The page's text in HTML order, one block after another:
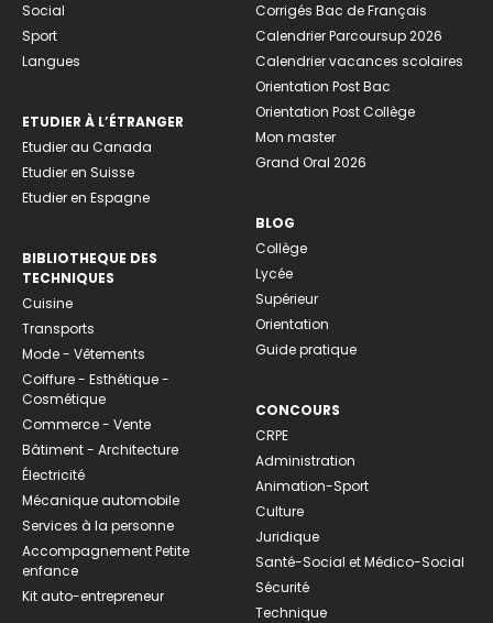
Social
Sport
Langues
ETUDIER À L’ÉTRANGER
Etudier au Canada
Etudier en Suisse
Etudier en Espagne
BIBLIOTHEQUE DES
TECHNIQUES
Cuisine
Transports
Mode - Vêtements
Coiffure - Esthétique -
Cosmétique
Commerce - Vente
Bâtiment - Architecture
Électricité
Mécanique automobile
Services à la personne
Accompagnement Petite
enfance
Kit auto-entrepreneur
Corrigés Bac de Français
Calendrier Parcoursup 2026
Calendrier vacances scolaires
Orientation Post Bac
Orientation Post Collège
Mon master
Grand Oral 2026
BLOG
Collège
Lycée
Supérieur
Orientation
Guide pratique
CONCOURS
CRPE
Administration
Animation-Sport
Culture
Juridique
Santé-Social et Médico-Social
Sécurité
Technique